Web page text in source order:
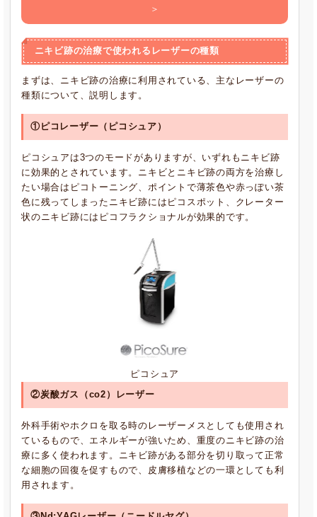
＞
ニキビ跡の治療で使われるレーザーの種類
まずは、ニキビ跡の治療に利用されている、主なレーザーの
種類について、説明します。
①ピコレーザー（ピコシュア）
ピコシュアは3つのモードがありますが、いずれもニキビ跡
に効果的とされています。ニキビとニキビ跡の両方を治療し
たい場合はピコトーニング、ポイントで薄茶色や赤っぽい茶
色に残ってしまったニキビ跡にはピコスポット、クレーター
状のニキビ跡にはピコフラクショナルが効果的です。
ピコシュア
②炭酸ガス（co2）レーザー
外科手術やホクロを取る時のレーザーメスとしても使用され
ているもので、エネルギーが強いため、重度のニキビ跡の治
療に多く使われます。ニキビ跡がある部分を切り取って正常
な細胞の回復を促すもので、皮膚移植などの一環としても利
用されます。